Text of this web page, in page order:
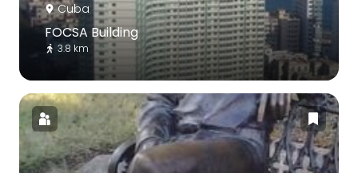
Cuba
FOCSA Building
3.8 km